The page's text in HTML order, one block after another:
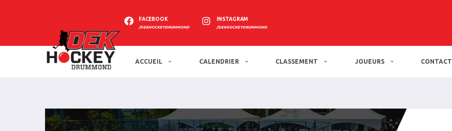
FACEBOOK
/DEKHOCKEYDRUMMOND
INSTAGRAM
/DEKHOCKEYDRUMMOND
ACCUEIL CALENDRIER CLASSEMENT JOUEURS CONTACT